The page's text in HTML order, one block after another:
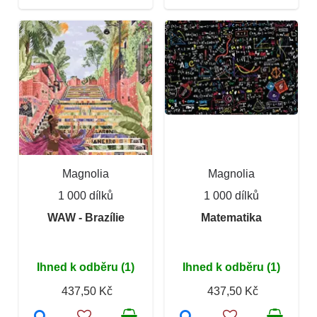
Magnolia
1 000 dílků
WAW - Brazílie
Ihned k odběru (1)
437,50 Kč
Magnolia
1 000 dílků
Matematika
Ihned k odběru (1)
437,50 Kč